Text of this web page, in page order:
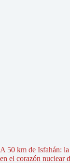
A 50 km de Isfahán:
en el corazón nuclear